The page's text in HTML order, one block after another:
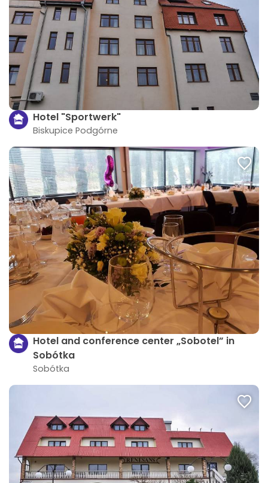
Hotel "Sportwerk"
Biskupice Podgórne
Hotel and conference center „Sobotel” in
Sobótka
Sobótka